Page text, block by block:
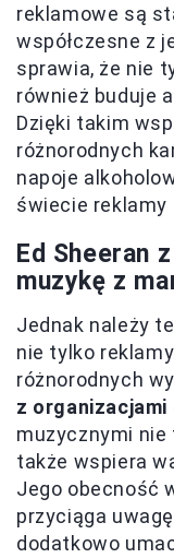
reklamowe są
współczesne z
sprawia, że nie
również buduje
Dzięki takim
różnorodnych
napoje
świecie
Ed Sheeran
muzykę z
Jednak należy
nie tylko
różnorodnych
z
muzycznymi nie
także wspiera
Jego obecność
przyciąga
dodatkowo